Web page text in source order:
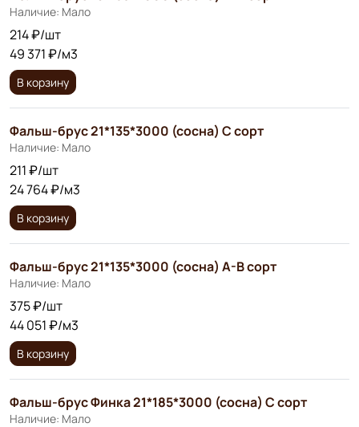
Наличие: Мало
214 ₽/шт
49 371 ₽/м3
В корзину
Фальш-брус 21*135*3000 (сосна) С сорт
Наличие: Мало
211 ₽/шт
24 764 ₽/м3
В корзину
Фальш-брус 21*135*3000 (сосна) А-В сорт
Наличие: Мало
375 ₽/шт
44 051 ₽/м3
В корзину
Фальш-брус Финка 21*185*3000 (сосна) С сорт
Наличие: Мало